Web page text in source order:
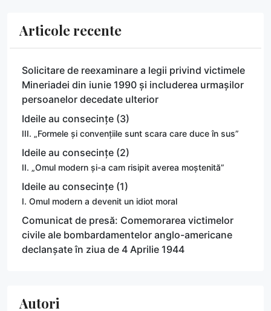
Articole recente
Solicitare de reexaminare a legii privind victimele
Mineriadei din iunie 1990 și includerea urmașilor
persoanelor decedate ulterior
Ideile au consecințe (3)
III. „Formele și convențiile sunt scara care duce în sus”
Ideile au consecințe (2)
II. „Omul modern și-a cam risipit averea moștenită”
Ideile au consecințe (1)
I. Omul modern a devenit un idiot moral
Comunicat de presă: Comemorarea victimelor
civile ale bombardamentelor anglo-americane
declanșate în ziua de 4 Aprilie 1944
Autori